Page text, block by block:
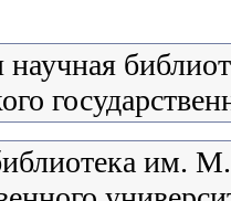
научная
им.